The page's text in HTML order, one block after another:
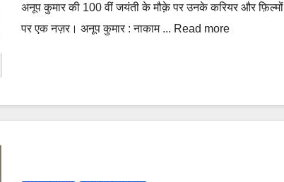
अनूप कुमार की 100 वीं जयंती के मौक़े पर उनके करियर और फ़िल्मों
पर एक नज़र। अनूप कुमार : नाकाम ... Read more